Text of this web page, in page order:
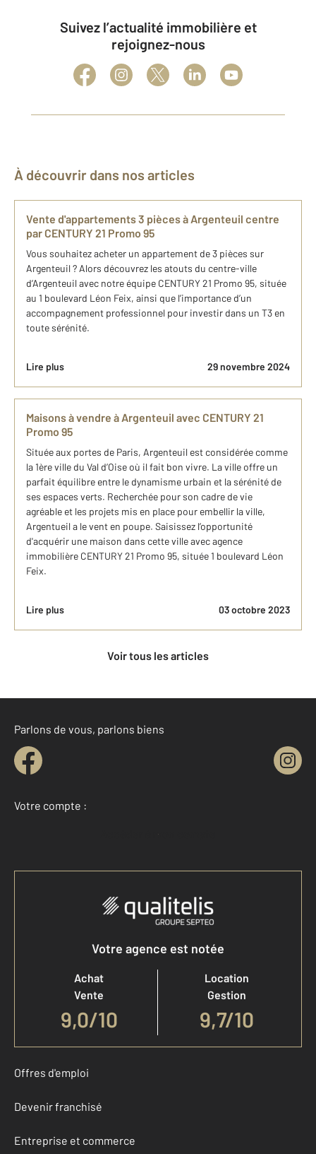
Suivez l’actualité immobilière et
rejoignez-nous
À découvrir dans nos articles
Vente d'appartements 3 pièces à Argenteuil centre
par CENTURY 21 Promo 95
Vous souhaitez acheter un appartement de 3 pièces sur
Argenteuil ? Alors découvrez les atouts du centre-ville
d’Argenteuil avec notre équipe CENTURY 21 Promo 95, située
au 1 boulevard Léon Feix, ainsi que l’importance d’un
accompagnement professionnel pour investir dans un T3 en
toute sérénité.
Lire plus 29 novembre 2024
Maisons à vendre à Argenteuil avec CENTURY 21
Promo 95
Située aux portes de Paris, Argenteuil est considérée comme
la 1ère ville du Val d’Oise où il fait bon vivre. La ville offre un
parfait équilibre entre le dynamisme urbain et la sérénité de
ses espaces verts. Recherchée pour son cadre de vie
agréable et les projets mis en place pour embellir la ville,
Argentueil a le vent en poupe. Saisissez l’opportunité
d'acquérir une maison dans cette ville avec agence
immobilière CENTURY 21 Promo 95, située 1 boulevard Léon
Feix.
Lire plus 03 octobre 2023
Voir tous les articles
Parlons de vous, parlons biens
Votre compte :
Accéder à mon compte
Votre agence est notée
Achat
Vente
9,0/10
Location
Gestion
9,7/10
Offres d'emploi
Devenir franchisé
Entreprise et commerce